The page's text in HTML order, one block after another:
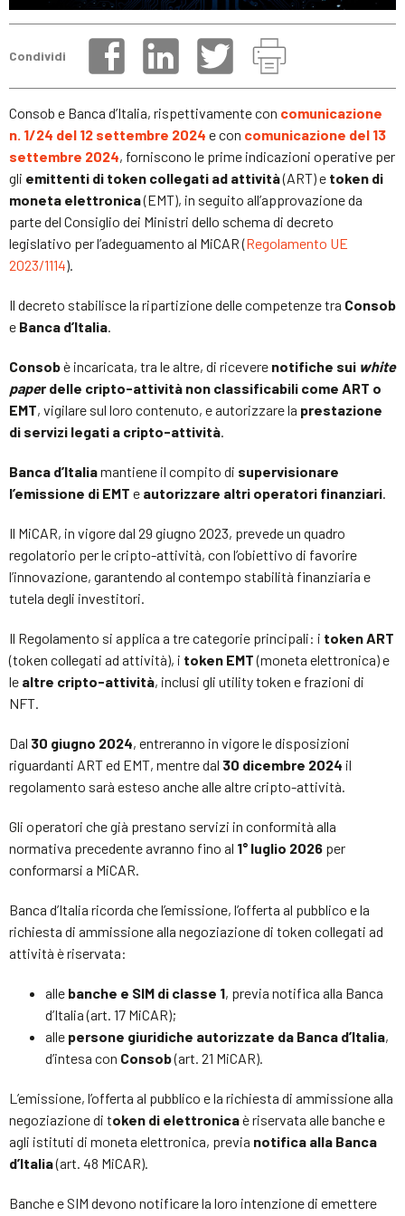
Condividi
Consob e Banca d’Italia, rispettivamente con comunicazione
n. 1/24 del 12 settembre 2024 e con comunicazione del 13
settembre 2024, forniscono le prime indicazioni operative per
gli emittenti di token collegati ad attività(ART) e token di
moneta elettronica(EMT), in seguito all’approvazione da
parte del Consiglio dei Ministri dello schema di decreto
legislativo per l’adeguamento al MiCAR (Regolamento UE
2023/1114).
Il decreto stabilisce la ripartizione delle competenze tra Consob
e Banca d’Italia.
Consobè incaricata, tra le altre, di ricevere notifiche sui white
paper delle cripto-attività non classificabili come ART o
EMT, vigilare sul loro contenuto, e autorizzare la prestazione
di servizi legati a cripto-attività.
Banca d’Italiamantiene il compito di supervisionare
l’emissione di EMT e autorizzare altri operatori finanziari.
Il MiCAR, in vigore dal 29 giugno 2023, prevede un quadro
regolatorio per le cripto-attività, con l’obiettivo di favorire
l’innovazione, garantendo al contempo stabilità finanziaria e
tutela degli investitori.
Il Regolamento si applica a tre categorie principali: i token ART
(token collegati ad attività), i token EMT(moneta elettronica) e
le altre cripto-attività, inclusi gli utility token e frazioni di
NFT.
Dal 30 giugno 2024, entreranno in vigore le disposizioni
riguardanti ART ed EMT, mentre dal 30 dicembre 2024 il
regolamento sarà esteso anche alle altre cripto-attività.
Gli operatori che già prestano servizi in conformità alla
normativa precedente avranno fino al 1° luglio 2026 per
conformarsi a MiCAR.
Banca d’Italia ricorda che l’emissione, l’offerta al pubblico e la
richiesta di ammissione alla negoziazione di token collegati ad
attività è riservata:
alle banche e SIM di classe 1, previa notifica alla Banca
d’Italia (art. 17 MiCAR);
alle persone giuridiche autorizzate da Banca d’Italia,
d’intesa con Consob(art. 21 MiCAR).
L’emissione, l’offerta al pubblico e la richiesta di ammissione alla
negoziazione di token di elettronicaè riservata alle banche e
agli istituti di moneta elettronica, previa notifica alla Banca
d’Italia(art. 48 MiCAR).
Banche e SIM devono notificare la loro intenzione di emettere